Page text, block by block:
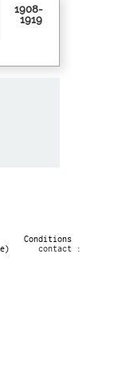
1908-
1919
Conditions
contact :